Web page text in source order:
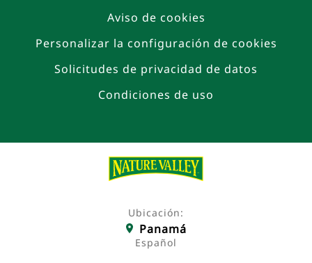
Aviso de cookies
Personalizar la configuración de cookies
Solicitudes de privacidad de datos
Condiciones de uso
Ubicación:
Panamá
Español